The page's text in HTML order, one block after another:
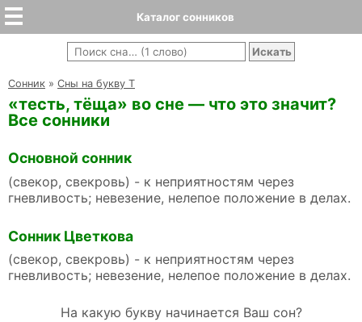
Каталог сонников
Cонник » Сны на букву Т
«тесть, тёща» во сне — что это значит?
Все сонники
Основной сонник
(свекор, свекровь) - к неприятностям через
гневливость; невезение, нелепое положение в делах.
Сонник Цветкова
(свекор, свекровь) - к неприятностям через
гневливость; невезение, нелепое положение в делах.
На какую букву начинается Ваш сон?